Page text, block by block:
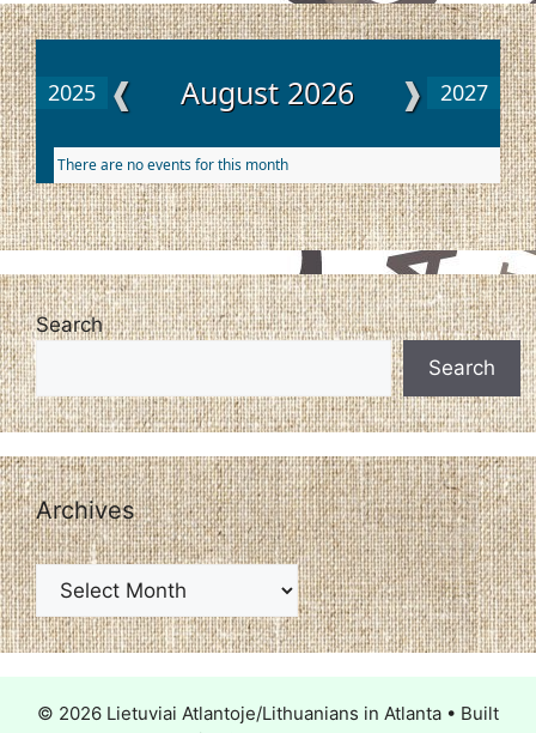
2025 ❰ August 2026 ❱ 2027
There are no events for this month
Search
Search
Archives
© 2026 Lietuviai Atlantoje/Lithuanians in Atlanta • Built